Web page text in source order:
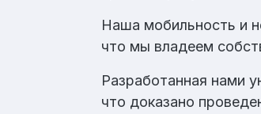
Наша мобильность и
что мы владеем
Разработанная нами
что доказано